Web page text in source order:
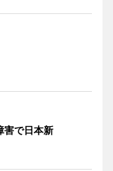
害で日本新